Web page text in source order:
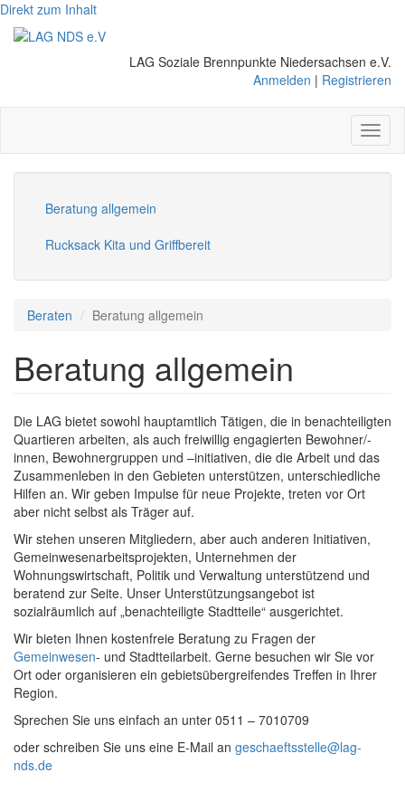
Direkt zum Inhalt
LAG Soziale Brennpunkte Niedersachsen e.V.
Anmelden | Registrieren
Beratung allgemein
Rucksack Kita und Griffbereit
Beraten Beratung allgemein
Beratung allgemein
Die LAG bietet sowohl hauptamtlich Tätigen, die in benachteiligten
Quartieren arbeiten, als auch freiwillig engagierten Bewohner/-
innen, Bewohnergruppen und –initiativen, die die Arbeit und das
Zusammenleben in den Gebieten unterstützen, unterschiedliche
Hilfen an. Wir geben Impulse für neue Projekte, treten vor Ort
aber nicht selbst als Träger auf.
Wir stehen unseren Mitgliedern, aber auch anderen Initiativen,
Gemeinwesenarbeitsprojekten, Unternehmen der
Wohnungswirtschaft, Politik und Verwaltung unterstützend und
beratend zur Seite. Unser Unterstützungsangebot ist
sozialräumlich auf „benachteiligte Stadtteile“ ausgerichtet.
Wir bieten Ihnen kostenfreie Beratung zu Fragen der
Gemeinwesen- und Stadtteilarbeit. Gerne besuchen wir Sie vor
Ort oder organisieren ein gebietsübergreifendes Treffen in Ihrer
Region.
Sprechen Sie uns einfach an unter 0511 – 7010709
oder schreiben Sie uns eine E-Mail an geschaeftsstelle@lag-
nds.de